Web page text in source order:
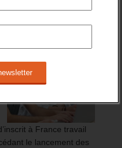
à France travail
le lancement des